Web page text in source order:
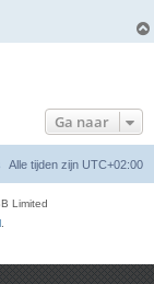
Ga naar
Alle tijden zijn UTC+02:00
Limited